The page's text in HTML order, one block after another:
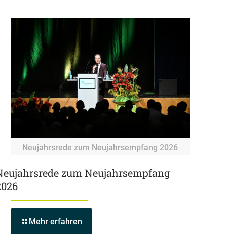
Neujahrsrede zum Neujahrsempfang 2026
zum Neujahrsempfang
Mehr erfahren